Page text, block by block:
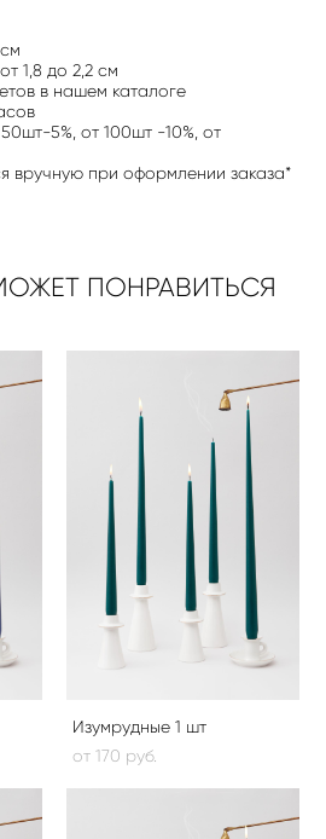
1,8 до 2,2 см
в нашем каталоге
5%, от 100шт -10%, от
вручную при оформлении заказа*
ПОНРАВИТЬСЯ
Изумрудные 1 шт
от 170 pуб.